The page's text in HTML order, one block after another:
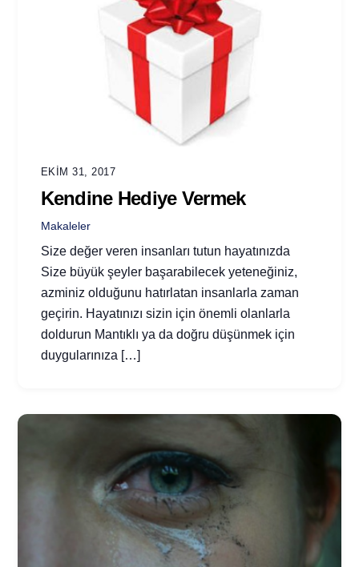
EKIM 31, 2017
Kendine Hediye Vermek
Makaleler
Size değer veren insanları tutun hayatınızda
Size büyük şeyler başarabilecek yeteneğiniz,
azminiz olduğunu hatırlatan insanlarla zaman
geçirin. Hayatınızı sizin için önemli olanlarla
doldurun Mantıklı ya da doğru düşünmek için
duygularınıza […]